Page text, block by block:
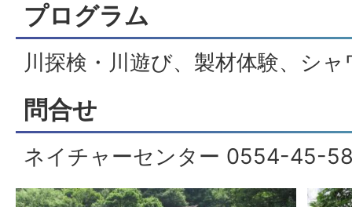
プログラム
川探検・川遊び、製材体験、シ
問合せ
ネイチャーセンター 0554-45-